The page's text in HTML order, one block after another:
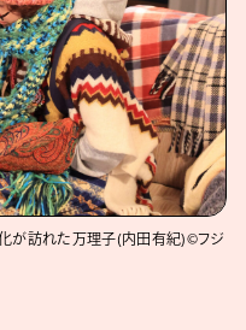
が訪れた万理子(内田有紀)©フジ